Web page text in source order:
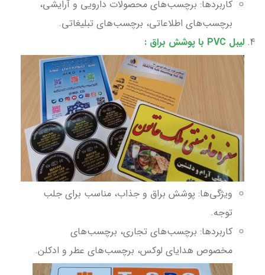
کاربردها: برچسب‌های محصولات دارویی و آرایشی،
برچسب‌های اطلاعاتی، برچسب‌های تبلیغاتی.
لیبل PVC با پوشش براق
:
ویژگی‌ها: پوشش براق و جذاب، مناسب برای جلب
توجه.
کاربردها: برچسب‌های تجاری، برچسب‌های
مخصوص هدایای لوکس، برچسب‌های عطر و ادکلن.